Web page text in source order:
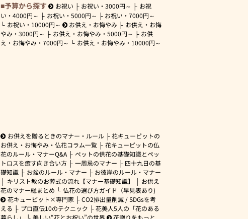
予算から探す お祝い お祝い・3000円～
お祝
い・ 4000円～ お祝い・ 5000円～ お祝い・7000円～
お祝い・ 10000円～ お供え・お悔やみ
お供え・お悔
やみ・ 3000円～ お供え・お悔やみ・ 5000円～
お供
え・お悔やみ・ 7000円～ お供え・お悔やみ・ 10000円～
お供えを贈るときのマナー・ルール
花キューピットの
お供え・お悔やみ・仏花コラム一覧
花キューピットの仏
花のルール・マナーQ&A
ペットの供花の基礎知識とペッ
トロスを癒す向き合い方
一周忌のマナー
四十九日の基
礎知識
お盆のルール・マナー
お彼岸のルール・マナー
キリスト教のお葬式の流れ【マナー基礎知識】
お供え
花のマナー総まとめ
仏花の選び方ガイド（早見表あり)
花キューピット×専門家
CO2排出量削減 / SDGsを考
える
プロ直伝10のテクニック
花美人5人の「花のある